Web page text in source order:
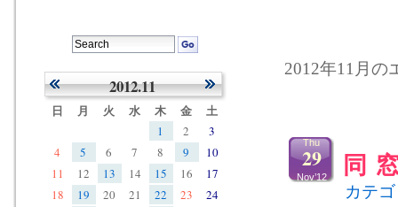
2012年11月の
同
Thu
29
Nov’12
カテ
2012.11
日 月 火 水 木 金 土
1 2
3
4
5 6 7 8 9
10
11
12 13 14 15 16
17
18
19 20 21 22 23
24